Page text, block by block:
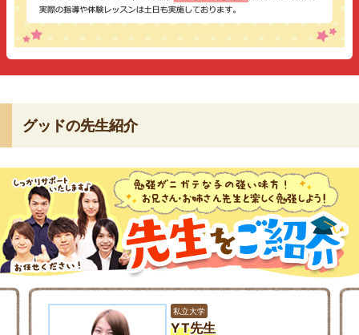
グッドの先生紹介
私立大学
YT先生